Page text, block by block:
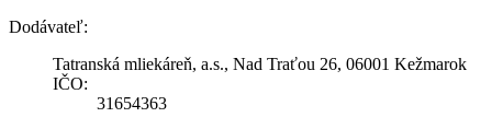
Dodávateľ:
Tatranská mliekáreň, a.s., Nad Traťou 26, 06001 Kežmarok
IČO:
31654363